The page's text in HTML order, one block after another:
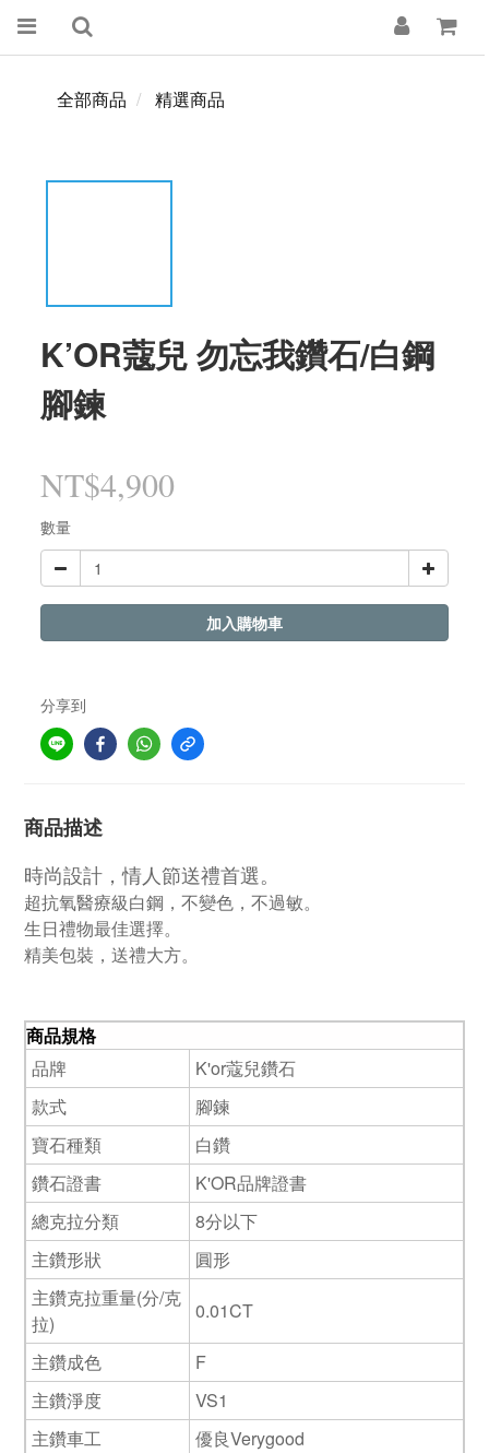
全部商品 精選商品
K’OR蔻兒 勿忘我鑽石/白鋼
腳鍊
NT$4,900
數量
加入購物車
分享到
商品描述
時尚設計，情人節送禮首選。
超抗氧醫療級白鋼，不變色，不過敏。
生日禮物最佳選擇。
精美包裝，送禮大方。
商品規格
品牌
K'or蔻兒鑽石
款式
腳鍊
寶石種類
白鑽
鑽石證書
K'OR品牌證書
總克拉分類
8分以下
主鑽形狀
圓形
主鑽克拉重量(分/克
拉)
0.01CT
主鑽成色
F
主鑽淨度
VS1
主鑽車工
優良Verygood